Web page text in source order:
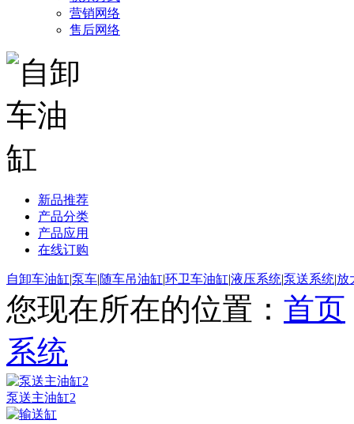
营销网络
售后网络
新品推荐
产品分类
产品应用
在线订购
自卸车油缸|泵车|随车吊油缸|环卫车油缸|液压系统|泵送系统|放
您现在所在的位置： 首页
系统
泵送主油缸2